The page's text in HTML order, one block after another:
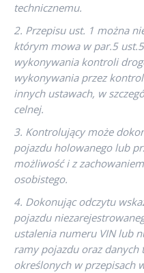
technicznemu.
2. Przepisu ust. 1 można
którym mowa w par.5
wykonywania kontroli
wykonywania przez
innych ustawach, w
celnej.
3. Kontrolujący może
pojazdu holowanego lub
możliwość i z
osobistego.
4. Dokonując odczytu
pojazdu
ustalenia numeru VIN lub
ramy pojazdu oraz danych
określonych w przepisach